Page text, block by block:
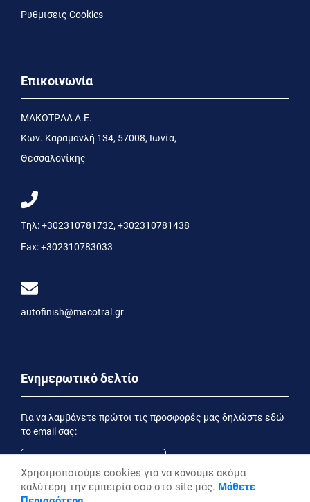
Ρυθμισεις Cookies
Επικοινωνία
MΑΚΟΤΡΑΛ Α.Ε.
Kων. Kαραμανλή 134, 57008, Ιωνία,
Θεσσαλονίκης
Τηλ:+302310781732, +302310781438
Fax:+302310783033
autofinish@macotral.gr
Ενημερωτικό δελτίο
Για να λαμβάνετε πρώτοι τις προσφορές μας δηλώστε εδώ
το email σας:
Εγγραφή
Χρησιμοποιούμε cookies για να κάνουμε ακόμα
καλύτερη την εμπειρία σου στο site μας. Μάθετε